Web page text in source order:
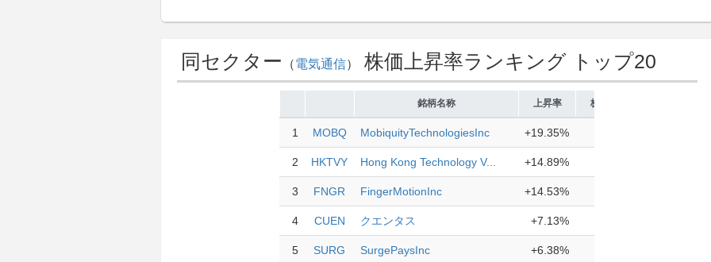
同セクター （電気通信） 株価上昇率ランキング トップ20
銘柄名称 上昇率 株価
1 MOBQ MobiquityTechnologiesInc +19.35%
2 HKTVY Hong Kong Technology V... +14.89%
3 FNGR FingerMotionInc +14.53%
4 CUEN クエンタス +7.13%
5 SURG SurgePaysInc +6.38%